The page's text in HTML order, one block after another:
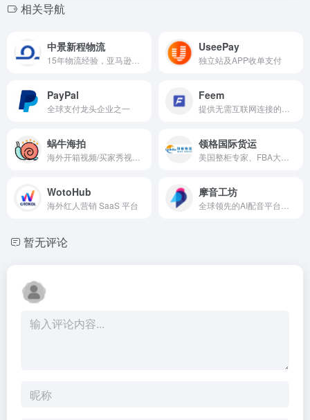
相关导航
中景新程物流 UseePay
独立站及APP收单支付
PayPal
全球支付龙头企业之一
Feem
蜗牛海拍 领格国际货运
WotoHub
海外红人营销 SaaS 平台
摩音工坊
暂无评论